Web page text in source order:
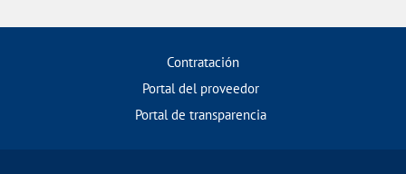
Contratación
Portal del proveedor
Portal de transparencia